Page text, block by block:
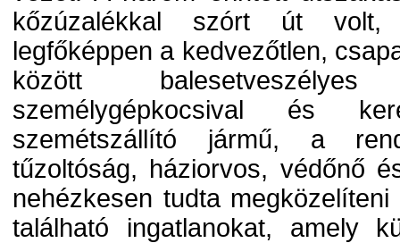
kőzúzalékkal szórt út volt,
legfőképpen a kedvezőtlen,
között
személygépkocsival és
szemétszállító jármű, a
tűzoltóság, háziorvos, védőnő
nehézkesen tudta
található ingatlanokat, amely